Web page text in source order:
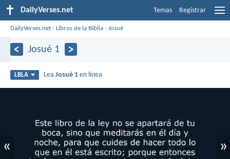
DailyVerses.net Temas Registrar
DailyVerses.net ›Libros de la Biblia ›Josué
Josué 1
LBLA LeaJosué 1 en línea
« »